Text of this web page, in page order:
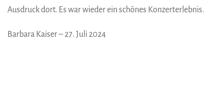
Ausdruck dort. Es war wieder ein schönes Konzerterlebnis.
Barbara Kaiser – 27. Juli 2024